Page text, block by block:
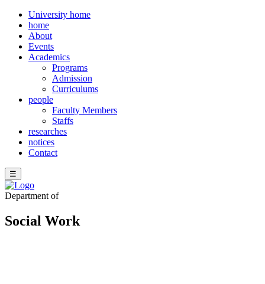
University home
home
About
Events
Academics
Programs
Admission
Curriculums
people
Faculty Members
Staffs
researches
notices
Contact
☰
Department of
Social Work